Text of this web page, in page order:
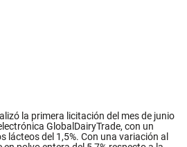
la primera licitación del mes de junio
GlobalDairyTrade, con un
lácteos del 1,5%. Con una variación al